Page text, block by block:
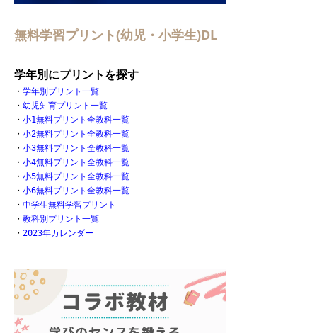
無料学習プリント(幼児・小学生)DL
学年別にプリントを探す
・ 学年別プリント一覧
・ 幼児知育プリント一覧
・ 小1無料プリント全教科一覧
・ 小2無料プリント全教科一覧
・ 小3無料プリント全教科一覧
・ 小4無料プリント全教科一覧
・ 小5無料プリント全教科一覧
・ 小6無料プリント全教科一覧
・ 中学生無料学習プリント
・ 教科別プリント一覧
・ 2023年カレンダー